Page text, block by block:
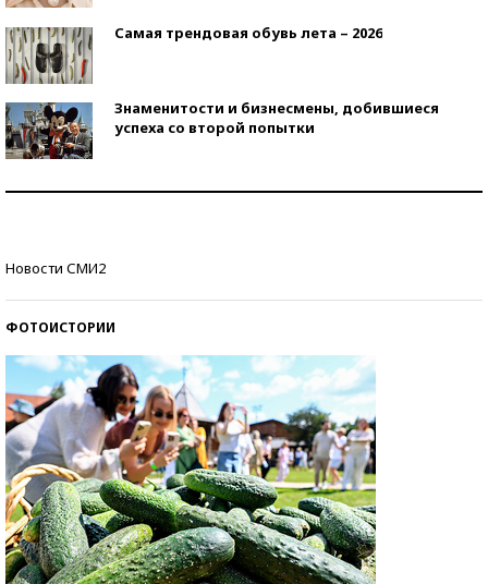
Самая трендовая обувь лета – 2026
Знаменитости и бизнесмены, добившиеся
успеха со второй попытки
Новости СМИ2
ФОТОИСТОРИИ